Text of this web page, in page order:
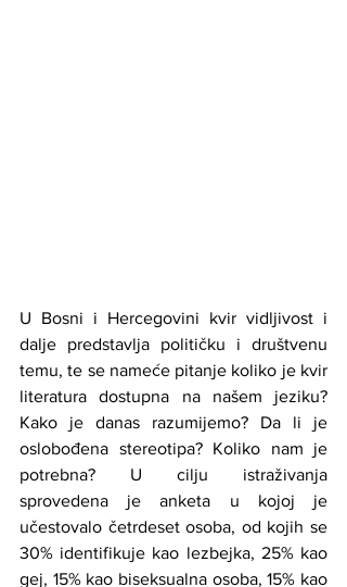
U Bosni i Hercegovini kvir vidljivost i
dalje predstavlja političku i društvenu
temu, te se nameće pitanje koliko je kvir
literatura dostupna na našem jeziku?
Kako je danas razumijemo? Da li je
oslobođena stereotipa? Koliko nam je
potrebna? U cilju istraživanja
sprovedena je anketa u kojoj je
učestovalo četrdeset osoba, od kojih se
30% identifikuje kao lezbejka, 25% kao
gej, 15% kao biseksualna osoba, 15% kao